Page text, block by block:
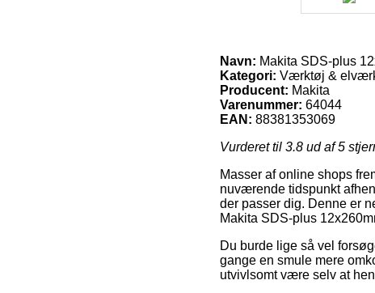
Navn: Makita SDS-plus
Kategori: Værktøj &
Producent: Makita
Varenummer: 64044
EAN: 88381353069
Vurderet til 3.8 ud af 5
Masser af online shops
nuværende tidspunkt
der passer dig. Denne er
Makita SDS-plus
Du burde lige så vel
gange en smule mere
utvivlsomt være selv at